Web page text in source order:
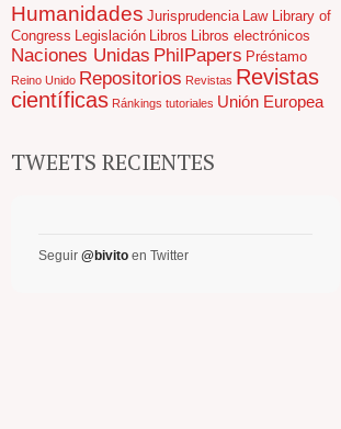
Humanidades Jurisprudencia Law Library of
Congress Legislación Libros Libros electrónicos
Naciones Unidas PhilPapers Préstamo
Reino Unido Repositorios Revistas Revistas
científicas Ránkings tutoriales Unión Europea
TWEETS RECIENTES
Seguir @bivito en Twitter